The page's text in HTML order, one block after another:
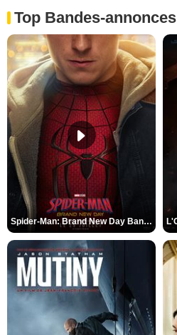
Top Bandes-annonces
Spider-Man: Brand New Day Bande-annonce VO STFR